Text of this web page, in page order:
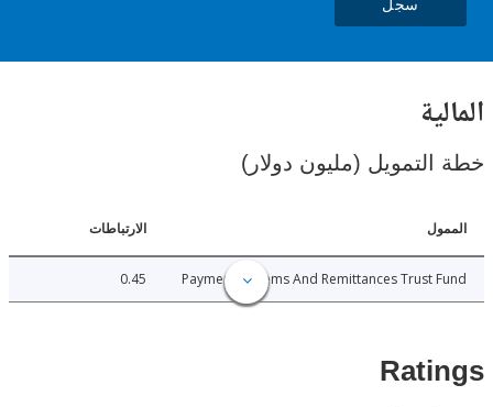
(مليون دولار)
الارتباطات
Payment Systems And Remittances Trust
0.45